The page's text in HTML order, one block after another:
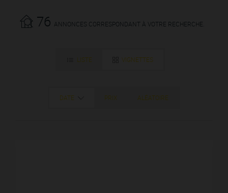
76 ANNONCES CORRESPONDANT À VOTRE RECHERCHE.
LISTE VIGNETTES
DATE PRIX ALÉATOIRE